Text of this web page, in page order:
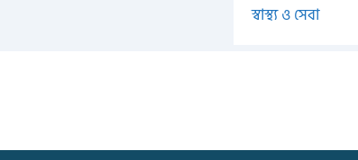
স্বাস্থ্য ও সেবা